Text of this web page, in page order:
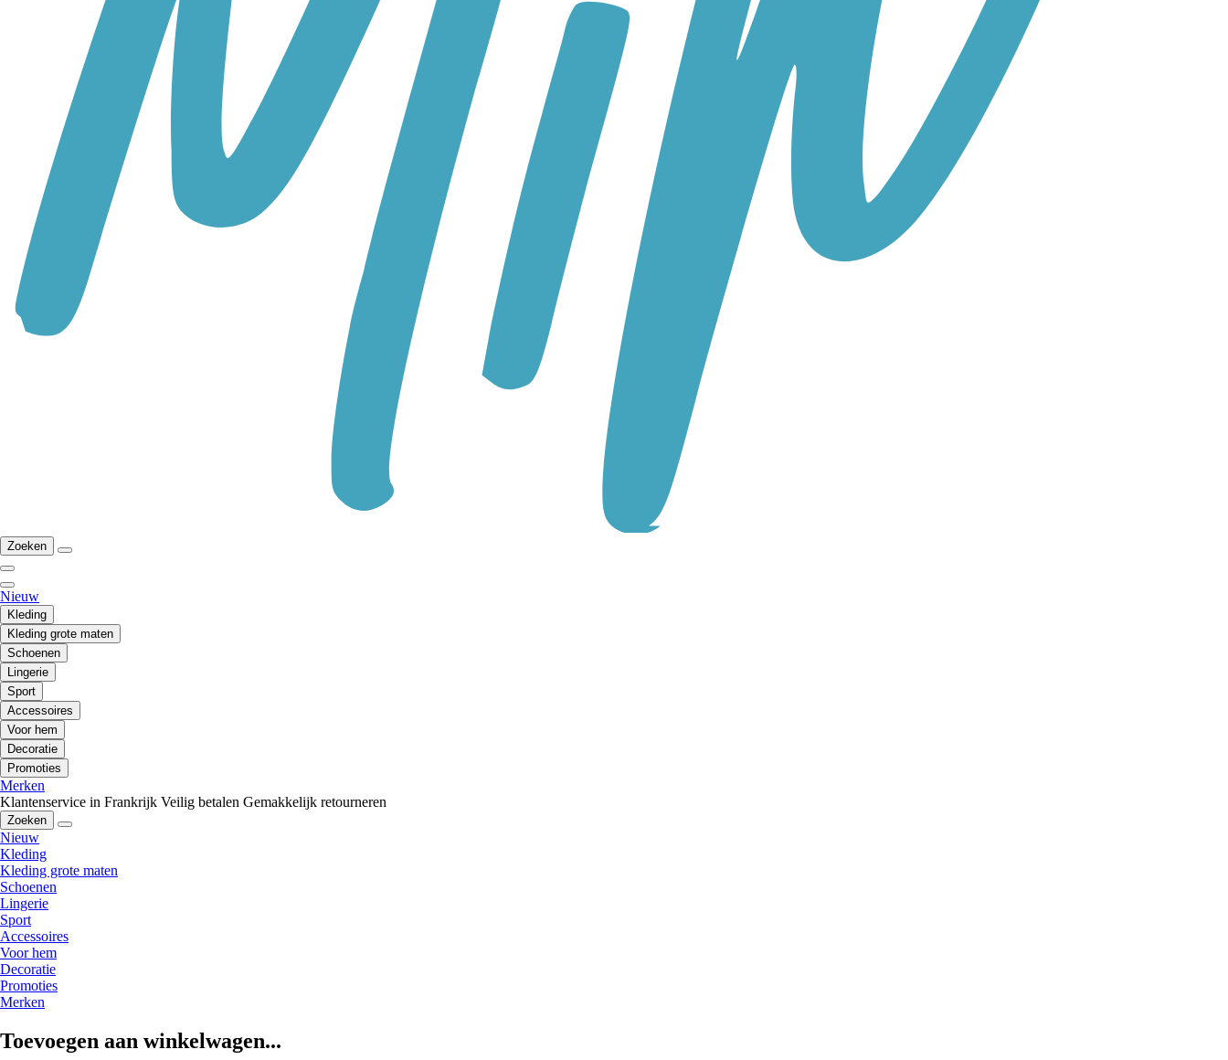
Zoeken
Nieuw
Kleding
Kleding grote maten
Schoenen
Lingerie
Sport
Accessoires
Voor hem
Decoratie
Promoties
Merken
Klantenservice in Frankrijk Veilig betalen Gemakkelijk retourneren
Zoeken
Nieuw
Kleding
Kleding grote maten
Schoenen
Lingerie
Sport
Accessoires
Voor hem
Decoratie
Promoties
Merken
Toevoegen aan winkelwagen...